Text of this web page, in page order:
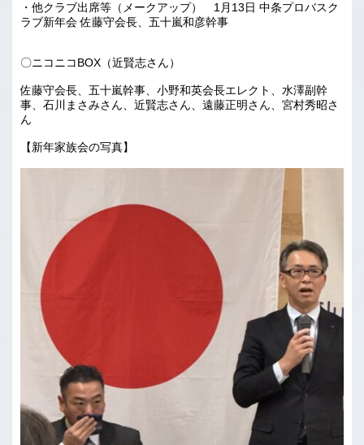
・他クラブ出席等（メークアップ） 1月13日 中条プロバスク
ラブ新年会 佐藤守会長、五十嵐和彦幹事
〇ニコニコBOX（近賢志さん）
佐藤守会長、五十嵐幹事、小野和英会長エレクト、水澤副幹
事、石川まさみさん、近賢志さん、遠藤正明さん、宮村秀昭さ
ん
【新年家族会の写真】